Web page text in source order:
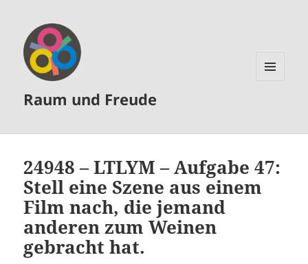
Raum und Freude
24948 – LTLYM – Aufgabe 47:
Stell eine Szene aus einem
Film nach, die jemand
anderen zum Weinen
gebracht hat.